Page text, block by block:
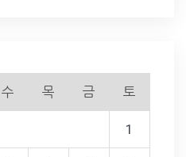
수 목 금 토
1